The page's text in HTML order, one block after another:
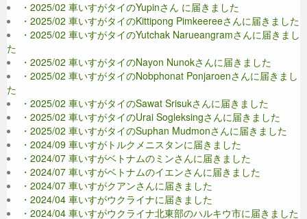
・2025/02 車いすがタイのYupinさん に届きました
・2025/02 車いすがタイのKittipong Pimkeereeさんに届きました
・2025/02 車いすがタイのYutchak Narueangramさんに届きまし
た
・2025/02 車いすがタイのNayon Nunokさんに届きました
・2025/02 車いすがタイのNobphonat Ponjaroenさんに届きまし
た
・2025/02 車いすがタイのSawat Srisukさんに届きました
・2025/02 車いすがタイのUrai Sogleksingさんに届きました
・2025/02 車いすがタイのSuphan Mudmonさんに届きました
・2024/09 車いすがトルクメニスタンに届きました
・2024/07 車いすがベトナムのミンさんに届きました
・2024/07 車いすがベトナムのイエンさんに届きました
・2024/07 車いすがクアンさんに届きました
・2024/04 車いすがウクライナに届きました
・2024/04 車いすがウクライナ北東部のハルキウ市に届きました